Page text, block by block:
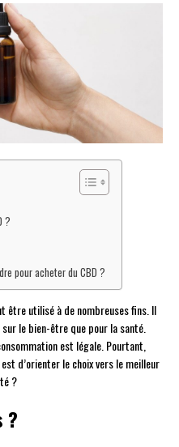
?
pour acheter du CBD ?
être utilisé à de nombreuses fins. Il
le bien-être que pour la santé.
est légale. Pourtant,
d’orienter le choix vers le meilleur
?
?